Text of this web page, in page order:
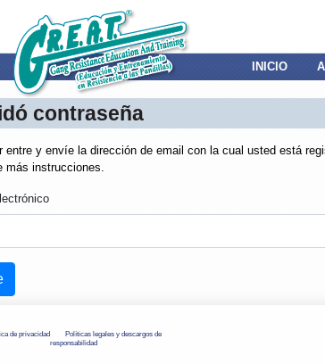
INICIO
contraseña
entre y envíe la dirección de email con la cual usted está
más instrucciones.
de privacidad
Políticas legales y descargos de
responsabilidad